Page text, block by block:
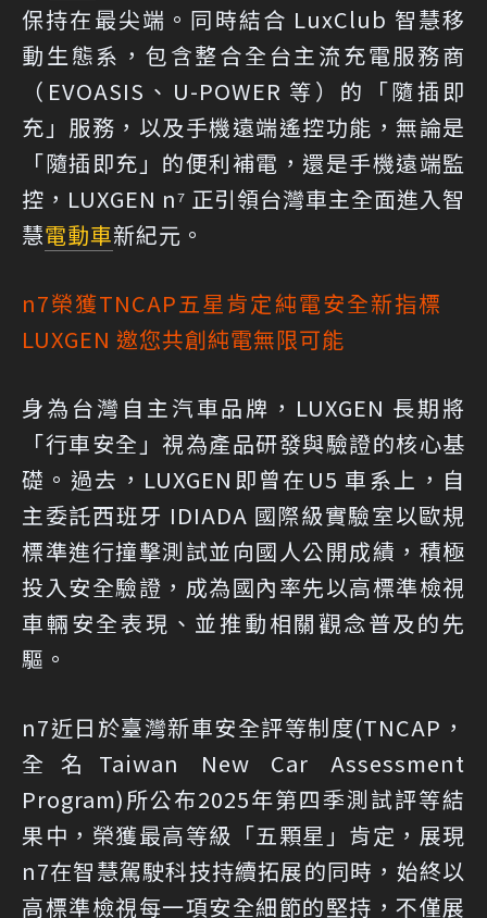
保持在最尖端。同時結合 LuxClub 智慧移
動生態系，包含整合全台主流充電服務商
（EVOASIS、U-POWER 等）的「隨插即
充」服務，以及手機遠端遙控功能，無論是
「隨插即充」的便利補電，還是手機遠端監
控，LUXGEN n⁷ 正引領台灣車主全面進入智
慧電動車新紀元。
n7榮獲TNCAP五星肯定純電安全新指標
LUXGEN 邀您共創純電無限可能
身為台灣自主汽車品牌，LUXGEN 長期將
「行車安全」視為產品研發與驗證的核心基
礎。過去，LUXGEN即曾在U5 車系上，自
主委託西班牙 IDIADA 國際級實驗室以歐規
標準進行撞擊測試並向國人公開成績，積極
投入安全驗證，成為國內率先以高標準檢視
車輛安全表現、並推動相關觀念普及的先
驅。
n7近日於臺灣新車安全評等制度(TNCAP，
全名Taiwan New Car Assessment
Program)所公布2025年第四季測試評等結
果中，榮獲最高等級「五顆星」肯定，展現
n7在智慧駕駛科技持續拓展的同時，始終以
高標準檢視每一項安全細節的堅持，不僅展